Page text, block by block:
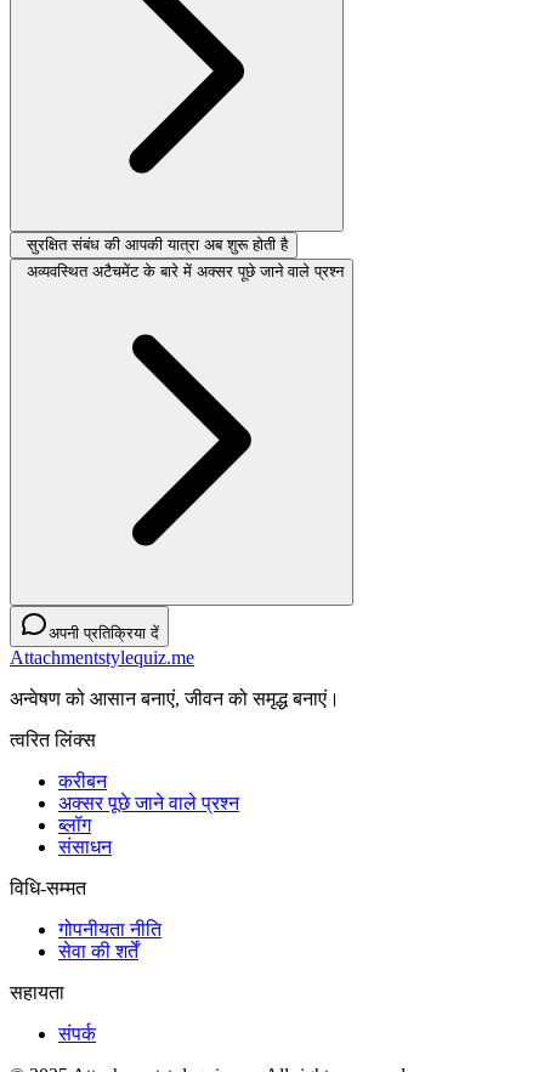
सुरक्षित संबंध की आपकी यात्रा अब शुरू होती है
अव्यवस्थित अटैचमेंट के बारे में अक्सर पूछे जाने वाले प्रश्न
अपनी प्रतिक्रिया दें
Attachmentstylequiz.me
अन्वेषण को आसान बनाएं, जीवन को समृद्ध बनाएं।
त्वरित लिंक्स
करीबन
अक्सर पूछे जाने वाले प्रश्न
ब्लॉग
संसाधन
विधि-सम्‍मत
गोपनीयता नीति
सेवा की शर्तें
सहायता
संपर्क